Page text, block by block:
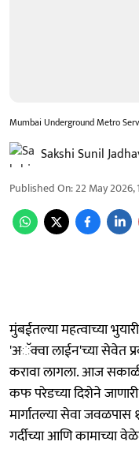
Mumbai Underground Metro
Sakshi Sunil
Published On:22 May 2026,
मुंबईतल्या महत्वाच्या
'अॅक्वा लाईन'च्या सेवेत
करावा लागला. आज
कफ परेडच्या दिशेने
मार्गातल्या सेवा
गर्दीच्या आणि कामाच्या